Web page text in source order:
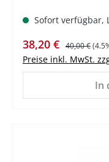
Sofort verfügbar,
Verkaufspreis:
38,20 € Regulärer
40,00 €
Preise inkl. MwSt.
In